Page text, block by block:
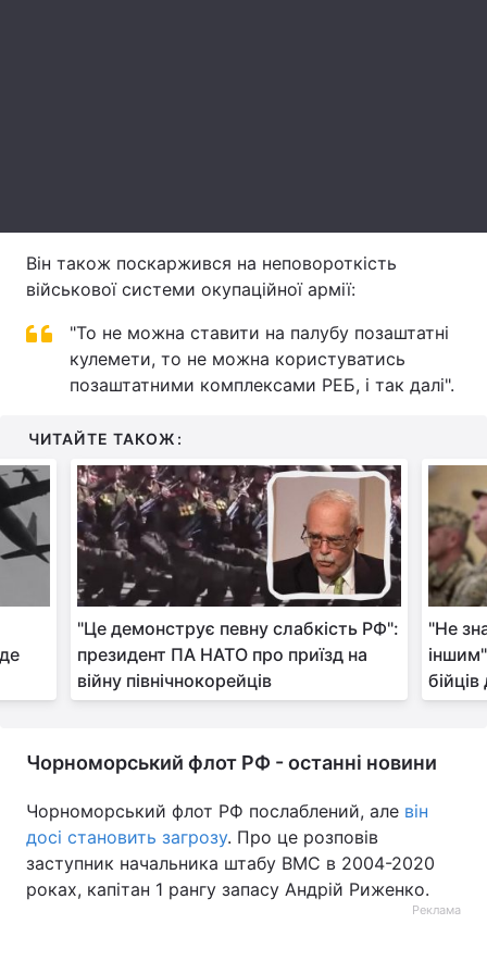
Тема оформлення
Він також поскаржився на неповороткість
військової системи окупаційної армії:
"То не можна ставити на палубу позаштатні
кулемети, то не можна користуватись
позаштатними комплексами РЕБ, і так далі".
ЧИТАЙТЕ ТАКОЖ:
"Це демонструє певну слабкість РФ":
президент ПА НАТО про приїзд на
війну північнокорейців
"Не
Чорноморський флот РФ - останні новини
Чорноморський флот РФ послаблений, але він
досі становить загрозу. Про це розповів
заступник начальника штабу ВМС в 2004-2020
роках, капітан 1 рангу запасу Андрій Риженко.
Реклама